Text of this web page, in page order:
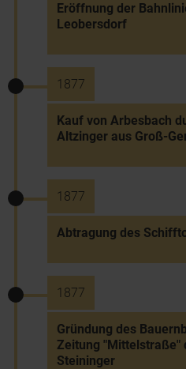
Eröffnung der
Leobersdorf
1877
Kauf von Arbesbach
Altzinger aus Groß-
1877
Abtragung des
1877
Gründung des
Zeitung "Mittelstraße"
Steininger